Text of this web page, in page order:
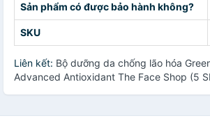
Sản phẩm có được bảo hành không?
SKU
Liên kết: Bộ dưỡng da chống lão hóa
Advanced Antioxidant The Face Shop (5